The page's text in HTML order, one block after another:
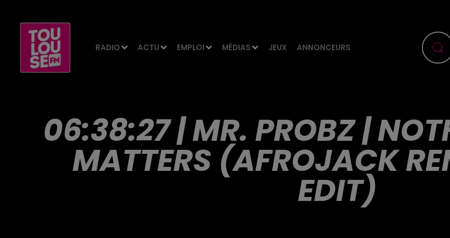
RADIO ACTU EMPLOI MÉDIAS JEUX ANNONCEURS
06:38:27 | MR. PROBZ |
MATTERS (AFROJACK
EDIT)